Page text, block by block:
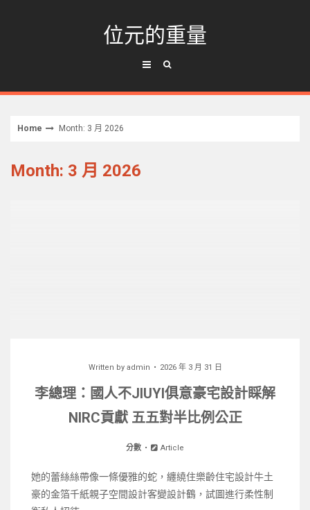
位元的重量
Home Month: 3 月 2026
Month: 3 月 2026
Written by admin 2026 年 3 月 31 日
李總理：國人不JIUYI俱意豪宅設計睬解
NIRC貢獻 五五對半比例公正
分數 Article
她的蕾絲絲帶像一條優雅的蛇，纏繞住樂齡住宅設計牛土
豪的金箔千紙親子空間設計客變設計鶴，試圖進行柔性制